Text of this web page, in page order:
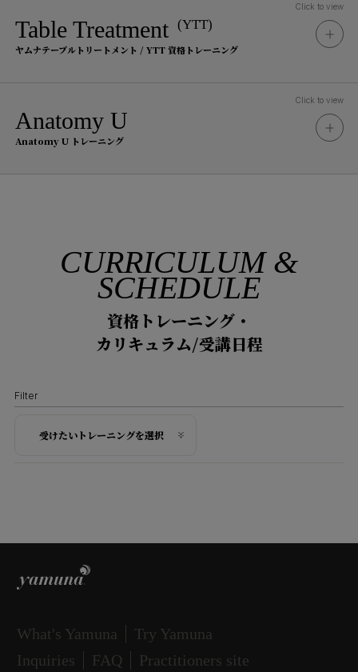
事前にメソッド内容をご理解頂くた
セッション、ワークショップ（ヤム
ナスタジオ以外・オンラインでも有
された方
資格取得の流れ
トレーニング受講
Part 2 ： 5日間
合計
く)
トレーニング内容
基本的なワークのガイドライン
ヤムナにおける呼吸
Anatomy Uについて
165,000円
参加条件
（ヤムナスタジオ以外・オンライン
でも有効）のいずれかを合計4時間以
上受講された方
合計
トレーニング内容
ヤムナフットフィットネスの効果と独自性
フットウェイカーについて
198,000
YFF Part 1 認定プラクティショナー
Training Flow
STEP1
トレーニング受講
(合計24時間)
※部分参加不可
健康的なアライメントと機能の構築
側面の強化
高度な足部の再教育
Tuition Fee
176,000円 （税込）
Terms & Conditions
参加条件
セッション、ワークショップ（ヤム
Training Flow
STEP1
トレーニング受講
Table Treatment (YTT)
ヤムナテーブルトリートメント / YTT 資格トレーニング
Click to view
Tuition Fee
受講料
220,000円 （税込）
Terms & Conditions
参加条件
セッション、ワークショップ（ヤム
ナスタジオ以外・オンラインでも有
効）のいずれかを合計4時間以上受講
Anatomy U
Anatomy U トレーニング
Click to view
Tuition Fee
71,500円
事前にメソッド内容をご理解頂くた
め、YBR認定プラクティショナーの
セッション、ワークショップ（ヤム
ナスタジオ以外・オンラインでも有
CURRICULUM &
SCHEDULE
資格トレーニング・
カリキュラム/受講日程
Filter
受けたいトレーニングを選択
What's Yamuna
Try Yamuna
Inquiries
FAQ Practitioners site